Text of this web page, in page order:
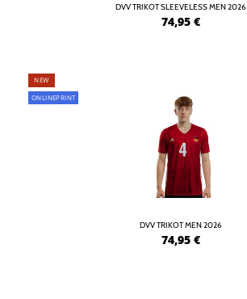
DVV TRIKOT SLEEVELESS MEN 2026
74,95 €
NEW
ONLINEPRINT
DVV TRIKOT MEN 2026
74,95 €